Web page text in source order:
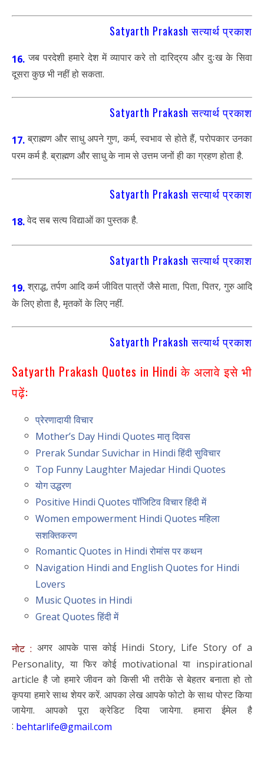
Satyarth Prakash सत्यार्थ प्रकाश
16. जब परदेशी हमारे देश में व्यापार करे तो दारिद्रय और दुःख के सिवा
दूसरा कुछ भी नहीं हो सकता.
Satyarth Prakash सत्यार्थ प्रकाश
17.ब्राह्मण और साधु अपने गुण, कर्म, स्वभाव से होते हैं, परोपकार उनका
परम कर्म है. ब्राह्मण और साधु के नाम से उत्तम जनों ही का ग्रहण होता है.
Satyarth Prakash सत्यार्थ प्रकाश
18.वेद सब सत्य विद्याओं का पुस्तक है.
Satyarth Prakash सत्यार्थ प्रकाश
19.श्राद्ध, तर्पण आदि कर्म जीवित पात्रों जैसे माता, पिता, पितर, गुरु आदि
के लिए होता है, मृतकों के लिए नहीं.
Satyarth Prakash सत्यार्थ प्रकाश
Satyarth Prakash Quotes in Hindi के अलावे इसे भी
पढ़ें:
प्रेरणादायी विचार
Mother’s Day Hindi Quotes मातृ दिवस
Prerak Sundar Suvichar in Hindi हिंदी सुविचार
Top Funny Laughter Majedar Hindi Quotes
योग उद्धरण
Positive Hindi Quotes पॉजिटिव विचार हिंदी में
Women empowerment Hindi Quotes महिला
सशक्तिकरण
Romantic Quotes in Hindi रोमांस पर कथन
Navigation Hindi and English Quotes for Hindi
Lovers
Music Quotes in Hindi
Great Quotes हिंदी में
नोट :अगर आपके पास कोई Hindi Story, Life Story of a
Personality, या फिर कोई motivational या inspirational
article है जो हमारे जीवन को किसी भी तरीके से बेहतर बनाता हो तो
कृपया हमारे साथ शेयर करें. आपका लेख आपके फोटो के साथ पोस्ट किया
जायेगा. आपको पूरा क्रेडिट दिया जायेगा. हमारा ईमेल है
: behtarlife@gmail.com